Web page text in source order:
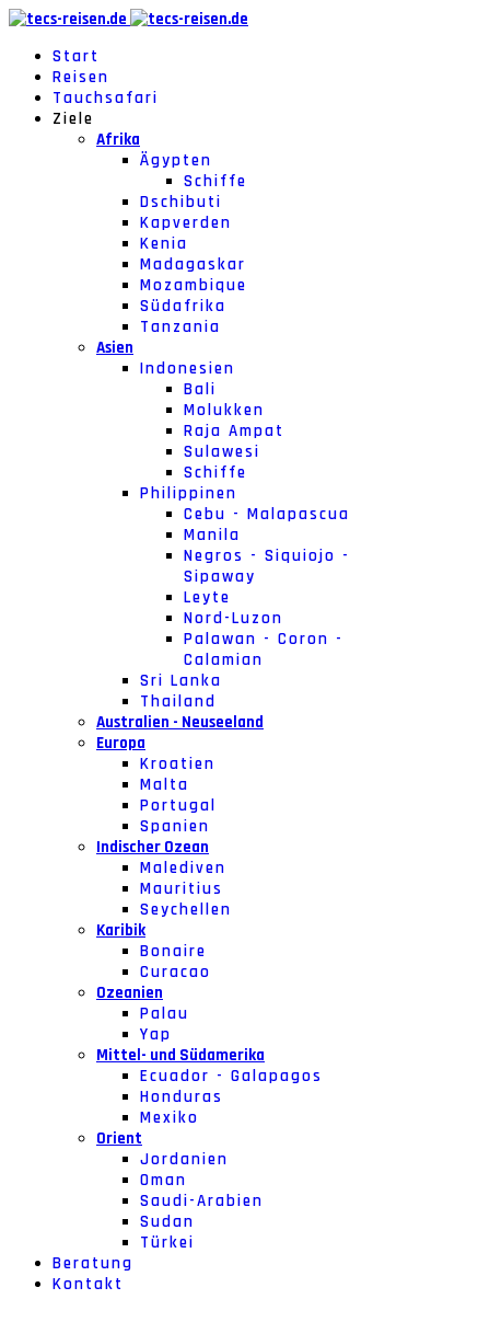
Start
Reisen
Tauchsafari
Ziele
Afrika
Ägypten
Schiffe
Dschibuti
Kapverden
Kenia
Madagaskar
Mozambique
Südafrika
Tanzania
Asien
Indonesien
Bali
Molukken
Raja Ampat
Sulawesi
Schiffe
Philippinen
Cebu - Malapascua
Manila
Negros - Siquiojo -
Sipaway
Leyte
Nord-Luzon
Palawan - Coron -
Calamian
Sri Lanka
Thailand
Australien - Neuseeland
Europa
Kroatien
Malta
Portugal
Spanien
Indischer Ozean
Malediven
Mauritius
Seychellen
Karibik
Bonaire
Curacao
Ozeanien
Palau
Yap
Mittel- und Südamerika
Ecuador - Galapagos
Honduras
Mexiko
Orient
Jordanien
Oman
Saudi-Arabien
Sudan
Türkei
Beratung
Kontakt